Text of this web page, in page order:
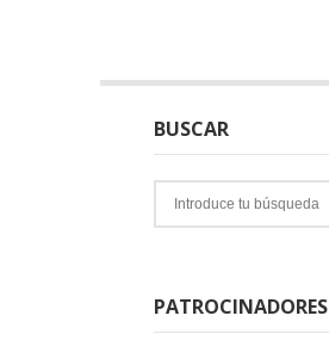
BUSCAR
PATROCINADORES